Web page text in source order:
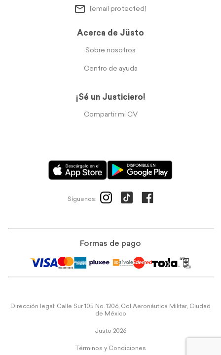
[email protected]
Acerca de Jüsto
Sobre nosotros
Centro de ayuda
¡Sé un Justiciero!
Compartir mi CV
Síguenos:
Formas de pago
Dirección legal: Calle Sur 105 No. 1206, Col Aeronáutica Militar, Ciudad
de México
Justo 2026
Términos y Condiciones